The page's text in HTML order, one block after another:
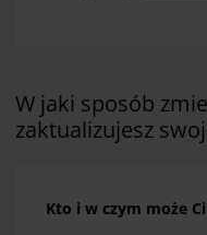
W jaki sposób
zaktualizujesz
Kto i w czym może